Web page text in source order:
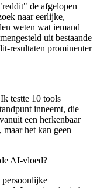
de afgelopen
naar eerlijke,
weten wat iemand
uit bestaande
resultaten prominenter
testte 10 tools
inneemt, die
een herkenbaar
het kan geen
AI-vloed?
persoonlijke